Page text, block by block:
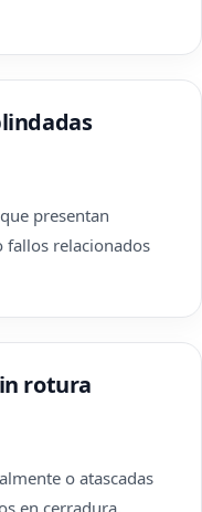
presentan
fallos relacionados
rotura
o atascadas
en cerradura,